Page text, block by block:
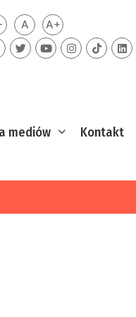
kontrastczcionka
ADomyślna czcionka
A+Większa
mediów Kontakt